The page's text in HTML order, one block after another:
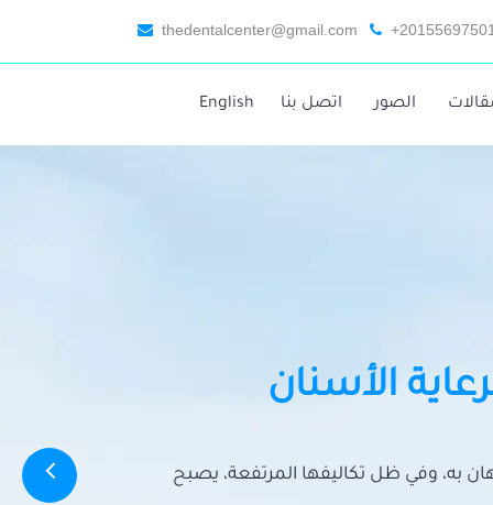
thedentalcenter@gmail.com
الصور اتصل بنا English
الأسنان
به، وفي ظل تكاليفها المرتفعة، يصبح